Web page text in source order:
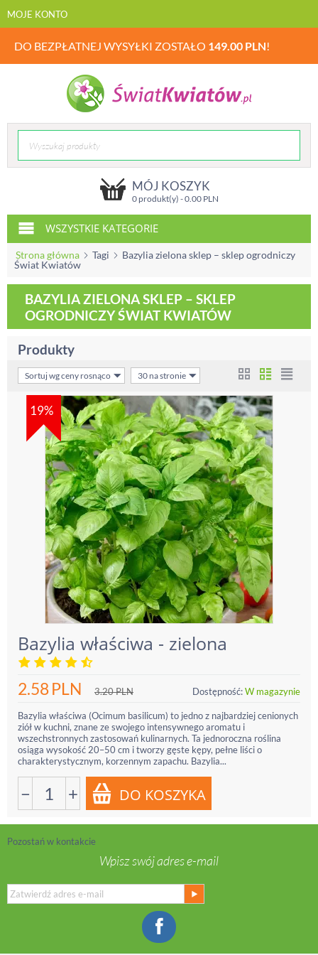
MOJE KONTO
DO BEZPŁATNEJ WYSYŁKI ZOSTAŁO 149.00 PLN!
MÓJ KOSZYK
0 produkt(y) -0.00PLN
WSZYSTKIE KATEGORIE
Strona główna Tagi
Bazylia zielona sklep – sklep ogrodniczy
Świat Kwiatów
BAZYLIA ZIELONA SKLEP – SKLEP
OGRODNICZY ŚWIAT KWIATÓW
Produkty
Sortuj wg ceny rosnąco 30 na stronie
19%
Bazylia właściwa - zielona
2.58PLN 3.20PLN Dostępność:W magazynie
Bazylia właściwa (Ocimum basilicum) to jedno z najbardziej cenionych
ziół w kuchni, znane ze swojego intensywnego aromatu i
wszechstronnych zastosowań kulinarnych. Ta jednoroczna roślina
osiąga wysokość 20–50 cm i tworzy gęste kępy, pełne liści o
charakterystycznym, korzennym zapachu. Bazylia...
− +
Pozostań w kontakcie
Wpisz swój adres e-mail